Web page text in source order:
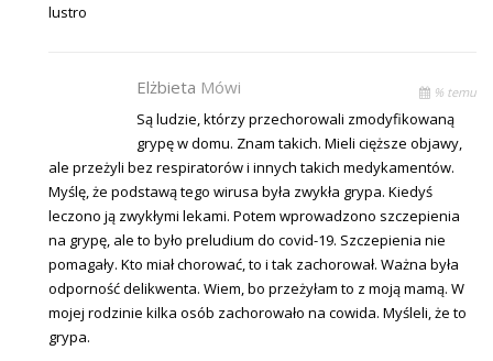
lustro
Elżbieta Mówi % temu
Są ludzie, którzy przechorowali zmodyfikowaną
grypę w domu. Znam takich. Mieli cięższe objawy,
ale przeżyli bez respiratorów i innych takich medykamentów.
Myślę, że podstawą tego wirusa była zwykła grypa. Kiedyś
leczono ją zwykłymi lekami. Potem wprowadzono szczepienia
na grypę, ale to było preludium do covid-19. Szczepienia nie
pomagały. Kto miał chorować, to i tak zachorował. Ważna była
odporność delikwenta. Wiem, bo przeżyłam to z moją mamą. W
mojej rodzinie kilka osób zachorowało na cowida. Myśleli, że to
grypa.